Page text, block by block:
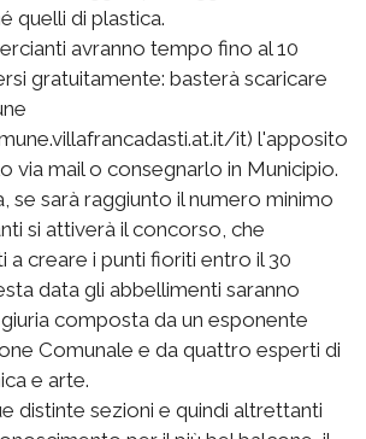
quelli di plastica.
avranno tempo fino al 10
gratuitamente: basterà scaricare
it) l'apposito
via mail o consegnarlo in Municipio.
se sarà raggiunto il numero minimo
si attiverà il concorso, che
a creare i punti fioriti entro il 30
data gli abbellimenti saranno
composta da un esponente
Comunale e da quattro esperti di
e arte.
distinte sezioni e quindi altrettanti